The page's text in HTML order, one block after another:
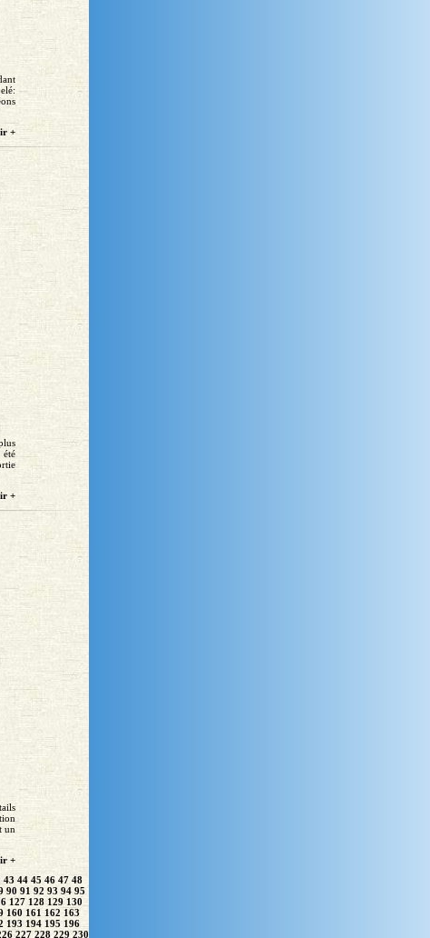
+
+
un
+
43 44 45 46 47 48
90 91 92 93 94 95
127 128 129 130
160 161 162 163
193 194 195 196
227 228 229 230